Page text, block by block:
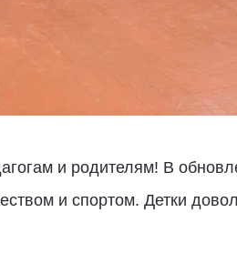
и родителям! В
и спортом. Детки